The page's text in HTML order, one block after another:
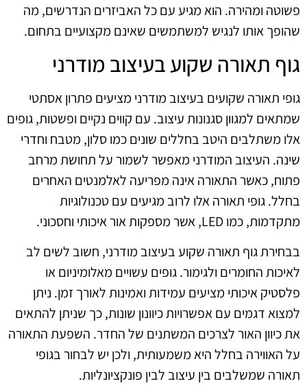
פשוטה ומהירה. הוא מגיע עם כל האביזרים הנדרשים, מה
שהופך אותו לנגיש למשתמשים שאינם מקצועיים בתחום.
גוף תאורה שקוע בעיצוב מודרני
גופי תאורה שקועים בעיצוב מודרני מציעים פתרון אסתטי
שמתאים למגוון סגנונות עיצוב. עם קווים נקיים ופשטות, גופים
אלו משתלבים היטב בחללים שונים כמו סלון, מטבח וחדרי
שינה. העיצוב המודרני מאפשר לשמור על תחושת מרחב
פתוח, כאשר התאורה אינה מפריעה לאלמנטים האחרים
בחלל. גופי תאורה אלו לרוב מגיעים עם טכנולוגיות
מתקדמות, כמו LED, אשר מספקות אור איכותי וחסכוני.
בבחירת גוף תאורה שקוע בעיצוב מודרני, חשוב לשים לב
לאיכות החומרים ולגימור. גופים עשויים מאלומיניום או
פלסטיק איכותי מציעים עמידות ואמינות לאורך זמן. ניתן
למצוא דגמים עם אפשרויות כיוונון שונות, כך שניתן להתאים
את כיוון האור לצרכים המשתנים של החדר. השפעת התאורה
על האווירה בחלל היא משמעותית, ולכן יש לבחור בגופי
תאורה שמשלבים בין עיצוב לבין פונקציונליות.